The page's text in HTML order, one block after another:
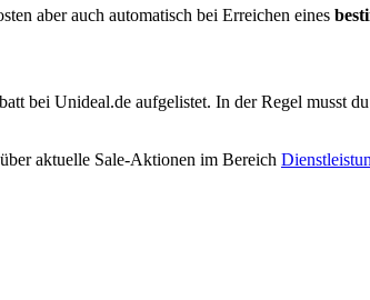
aber auch automatisch bei Erreichen eines
bei Unideal.de aufgelistet. In der Regel musst
aktuelle Sale-Aktionen im Bereich